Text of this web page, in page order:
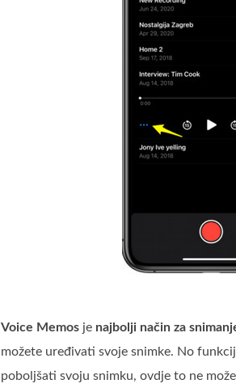
Voice Memos je najbolji način za
možete uređivati svoje snimke. No
poboljšati svoju snimku, ovdje to ne